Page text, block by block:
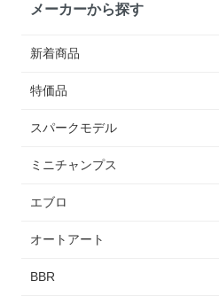
メーカーから探す
新着商品
特価品
スパークモデル
ミニチャンプス
エブロ
オートアート
BBR